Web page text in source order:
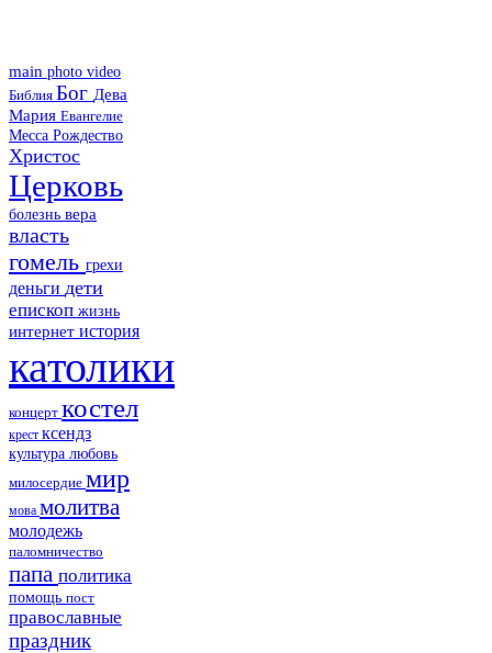
main photo video
Библия Бог Дева
Мария Евангелие
Месса Рождество
Христос
Церковь
болезнь вера
власть
гомель грехи
деньги дети
епископ жизнь
интернет история
католики
концерт костел
крест ксендз
культура любовь
милосердие мир
мова молитва
молодежь
паломничество
папа политика
помощь пост
православные
праздник